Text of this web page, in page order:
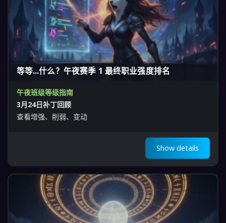
等等...什么？午夜赛季 1 最终职业强度排名
午夜班级等级指南
3月24日补丁回顾
查看增强、削弱、变动
Show details